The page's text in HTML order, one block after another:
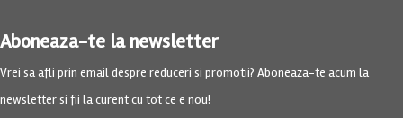
Aboneaza-te la newsletter
Vrei sa afli prin email despre reduceri si promotii? Aboneaza-te acum la
newsletter si fii la curent cu tot ce e nou!